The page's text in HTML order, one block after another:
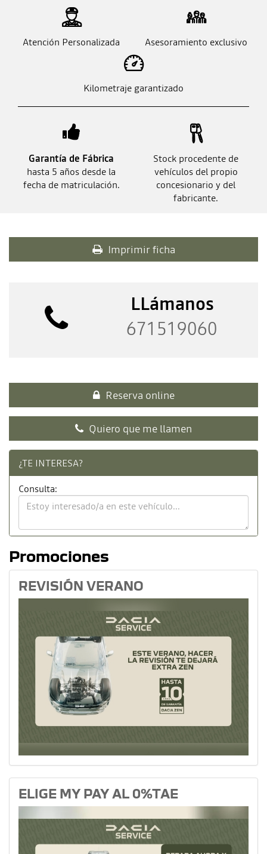
Atención Personalizada Asesoramiento exclusivo
Kilometraje garantizado
Garantía de Fábrica
hasta 5 años desde la
fecha de matriculación.
Stock procedente de
vehículos del propio
concesionario y del
fabricante.
Imprimir ficha
LLámanos
671519060
Reserva online
Quiero que me llamen
¿TE INTERESA?
Consulta:
Promociones
REVISIÓN VERANO
ELIGE MY PAY AL 0%TAE